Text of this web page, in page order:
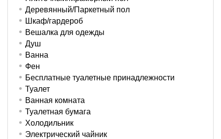
Деревянный/Паркетный пол
Шкаф/гардероб
Вешалка для одежды
Душ
Ванна
Фен
Бесплатные туалетные принадлежности
Туалет
Ванная комната
Туалетная бумага
Холодильник
Электрический чайник